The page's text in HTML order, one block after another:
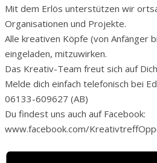
Mit dem Erlös unterstützen wir
Organisationen und Projekte.
Alle kreativen Köpfe (von Anfänger
eingeladen, mitzuwirken.
Das Kreativ-Team freut sich auf
Melde dich einfach telefonisch bei
06133-609627 (AB)
Du findest uns auch auf Facebook:
www.facebook.com/